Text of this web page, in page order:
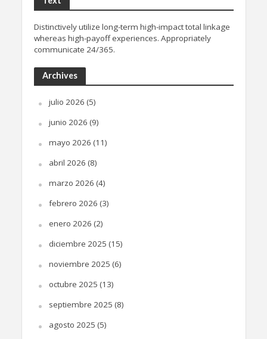
Distinctively utilize long-term high-impact total linkage
whereas high-payoff experiences. Appropriately
communicate 24/365.
Archives
julio 2026 (5)
junio 2026 (9)
mayo 2026 (11)
abril 2026 (8)
marzo 2026 (4)
febrero 2026 (3)
enero 2026 (2)
diciembre 2025 (15)
noviembre 2025 (6)
octubre 2025 (13)
septiembre 2025 (8)
agosto 2025 (5)